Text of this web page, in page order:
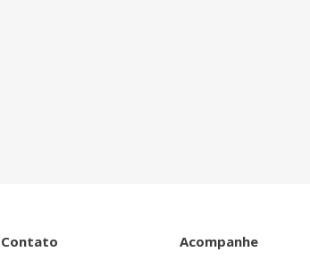
Contato Acompanhe